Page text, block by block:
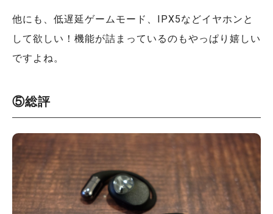
他にも、低遅延ゲームモード、IPX5などイヤホンと
して欲しい！機能が詰まっているのもやっぱり嬉しい
ですよね。
⑤総評